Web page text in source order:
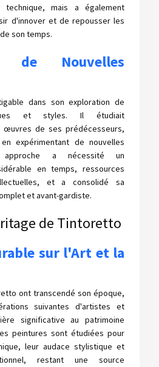
technique, mais a également
d'innover et de repousser les
son temps.
de Nouvelles
dans son exploration de
et styles. Il étudiait
œuvres de ses prédécesseurs,
expérimentant de nouvelles
approche a nécessité un
en temps, ressources
et a consolidé sa
et avant-gardiste.
de Tintoretto
sur l'Art et la
ont transcendé son époque,
suivantes d'artistes et
significative au patrimoine
peintures sont étudiées pour
leur audace stylistique et
restant une source